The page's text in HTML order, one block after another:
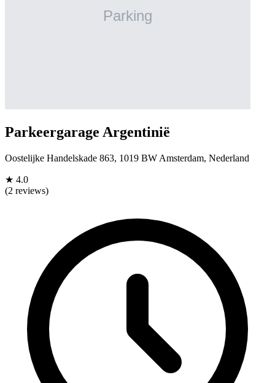
Parkeergarage Argentinië
Oostelijke Handelskade 863, 1019 BW Amsterdam, Nederland
★ 4.0
(2 reviews)